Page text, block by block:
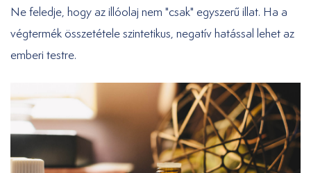
Ne feledje, hogy az illóolaj nem "csak" egyszerű illat. Ha a
végtermék összetétele szintetikus, negatív hatással lehet az
emberi testre.